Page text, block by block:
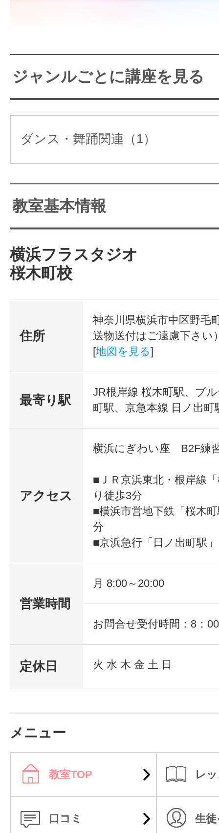
子連れでフラ！親子でフラ
フラスタジオで楽しくレッ
ジャンルごとに講座を見る
ダンス・舞踊関連（1）
教室基本情報
横浜フラスタジオ
桜木町校
住所
神奈川県横浜市中区野毛
送物送付はご遠慮下さい
[地図を見る]
最寄り駅
JR根岸線 桜木町駅、ブ
町駅、京急本線 日ノ出町
アクセス
横浜にぎわい座 B2F練
■ＪＲ京浜東北・根岸線
り徒歩3分
■横浜市営地下鉄「桜木
分
■京浜急行「日ノ出町駅
営業時間
月 8:00～20:00
お問合せ受付時間：8：
定休日 火 水 木 金 土 日
メニュー
教室TOP レ
口コミ 生